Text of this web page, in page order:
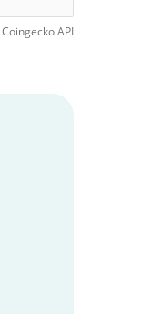
CoingeckoAPI